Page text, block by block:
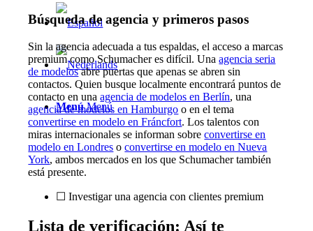
Menú Menú
Búsqueda de agencia y primeros pasos
Sin la agencia adecuada a tus espaldas, el acceso a marcas
premium como Schumacher es difícil. Unaagencia seria
de modelosabre puertas que apenas se abren sin
contactos. Quien busque localmente encontrará puntos de
contacto en unaagencia de modelos en Berlín, una
agencia de modelos en Hamburgo o en el tema
convertirse en modelo en Fráncfort. Los talentos con
miras internacionales se informan sobreconvertirse en
modelo en Londres oconvertirse en modelo en Nueva
York, ambos mercados en los que Schumacher también
está presente.
☐ Investigar una agencia con clientes premium
Lista de verificación: Así te